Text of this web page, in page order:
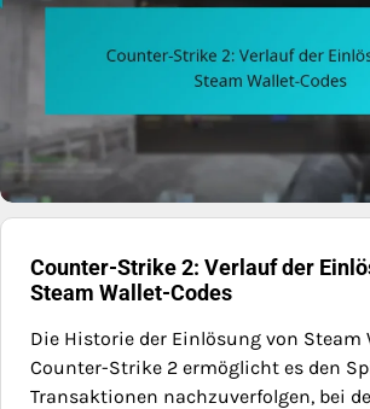
Counter-Strike 2: Verlauf der
Steam Wallet-Codes
Die Historie der Einlösung von Steam
Counter-Strike 2 ermöglicht es den
Transaktionen nachzuverfolgen, bei